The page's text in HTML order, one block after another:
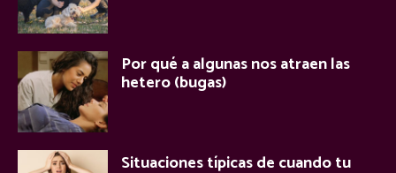
Por qué a algunas nos atraen las
hetero (bugas)
Situaciones típicas de cuando tu